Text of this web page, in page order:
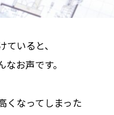
いると、
お声です。
くなってしまった